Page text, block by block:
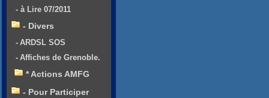
- à Lire 07/2011
- Divers
- ARDSL SOS
- Affiches de Grenoble.
* Actions AMFG
- Pour Participer